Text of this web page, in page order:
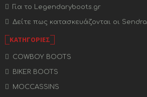
Για το Legendaryboots.gr
Δείτε πως κατασκευάζονται οι Sendra
ΚΑΤΗΓΟΡΙΕΣ
COWBOY BOOTS
BIKER BOOTS
MOCCASSINS